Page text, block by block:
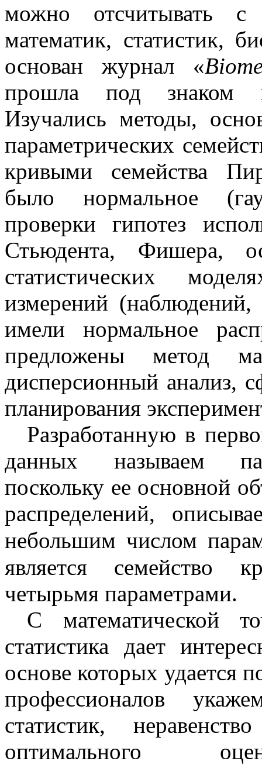
можно отсчитывать
математик, статистик,
основан журнал «
прошла под знаком
Изучались методы,
параметрических
кривыми семейства
было нормальное
проверки гипотез
Стьюдента, Фишера,
статистических
измерений
имели нормальное
предложены метод
дисперсионный анализ,
планирования
Разработанную в
данных называем
поскольку ее основной
распределений,
небольшим числом
является семейство
четырьмя параметрами.
С математической
статистика дает
основе которых удается
профессионалов
статистик,
оптимального